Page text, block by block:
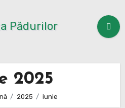
2025
2025 iunie